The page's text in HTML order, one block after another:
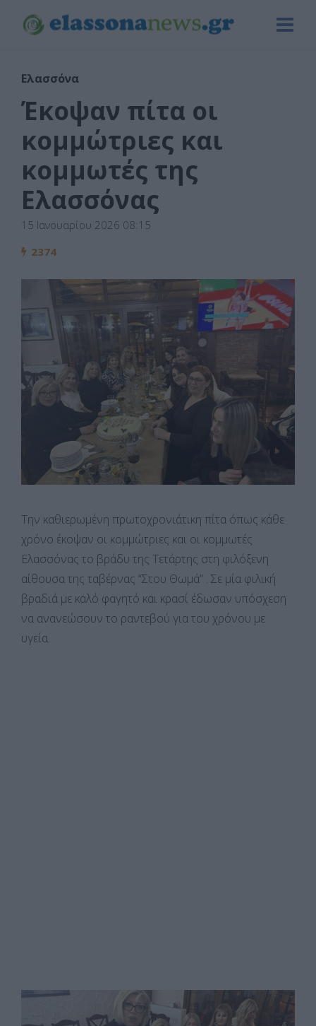
Ελασσόνα
Έκοψαν πίτα οι
κομμώτριες και
κομμωτές της
Ελασσόνας
15 Ιανουαρίου 2026 08:15
2374
Την καθιερωμένη πρωτοχρονιάτικη πίτα όπως κάθε
χρόνο έκοψαν οι κομμώτριες και οι κομμωτές
Ελασσόνας το βράδυ της Τετάρτης στη φιλόξενη
αίθουσα της ταβέρνας “Στου Θωμά” . Σε μία φιλική
βραδιά με καλό φαγητό και κρασί έδωσαν υπόσχεση
να ανανεώσουν το ραντεβού για του χρόνου με
υγεία.